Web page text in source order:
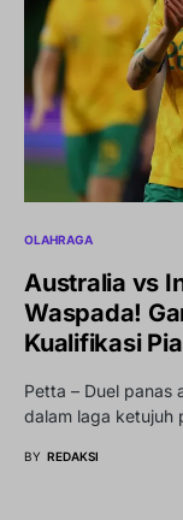
OLAHRAGA
Australia vs
Waspada!
Kualifikasi
Petta – Duel panas
dalam laga ketujuh
BY REDAKSI